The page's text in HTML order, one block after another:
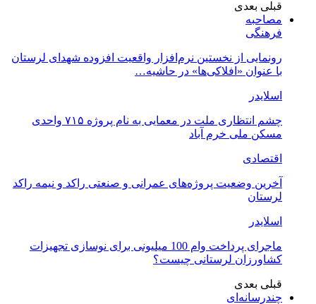
قبلی بعدی
مصاحبه
فرهنگی
رونمایی از نخستین نرم‌افزار واقعیت افزوده شهدای لرستان
با عنوان «افلاکی‌ها» در حاشیه…
اسلایدر
چشم انتظاری ملت در معمایی به نام پروژه ۷۱۵ واحدی
مسکن ملی خرم آباد
اقتصادی
آخرین وضعیت پروژه‌های عمرانی و صنعتی راکد و نیمه راکد
لرستان
اسلایدر
ماجرای پرداخت وام 100 میلیونی برای نوسازی تجهیزات
کشاورزان لرستانی چیست؟
قبلی بعدی
چندرسانه‌ای